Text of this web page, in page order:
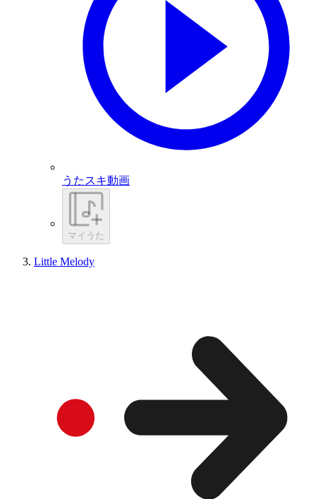
うたスキ動画
マイうた
Little Melody